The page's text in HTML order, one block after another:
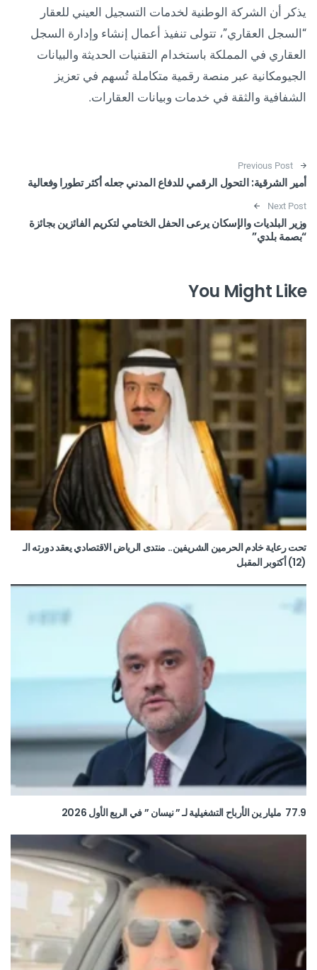
يذكر أن الشركة الوطنية لخدمات التسجيل العيني للعقار
“السجل العقاري”، تتولى تنفيذ أعمال إنشاء وإدارة السجل
العقاري في المملكة باستخدام التقنيات الحديثة والبيانات
الجيومكانية عبر منصة رقمية متكاملة تُسهم في تعزيز
الشفافية والثقة في خدمات وبيانات العقارات.
Post navigation
Previous Post
أمير الشرقية: التحول الرقمي للدفاع المدني جعله أكثر تطورا وفعالية
Next Post
وزير البلديات والإسكان يرعى الحفل الختامي لتكريم الفائزين بجائزة
“بصمة بلدي”
You Might Like
تحت رعاية خادم الحرمين الشريفين.. منتدى الرياض الاقتصادي يعقد دورته الـ
(12) أكتوبر المقبل
77.9 مليار ين الأرباح التشغيلية لـ ” نيسان ” في الربع الأول 2026